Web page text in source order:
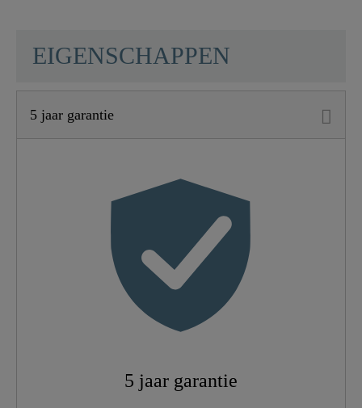
Materiaal
ABS (buiten) / POM
0,2 Kg
10,0 Cm
Aantal Straalsoorten 1
EIGENSCHAPPEN
5 jaar garantie
5 jaar garantie